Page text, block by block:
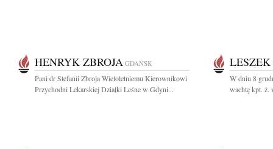
HENRYK ZBROJA GDAŃSK
Pani dr Stefanii Zbroja Wieloletniemu Kierownikowi
Przychodni Lekarskiej Działki Leśne w Gdyni...
W dniu 8
wachtę kpt. ż.